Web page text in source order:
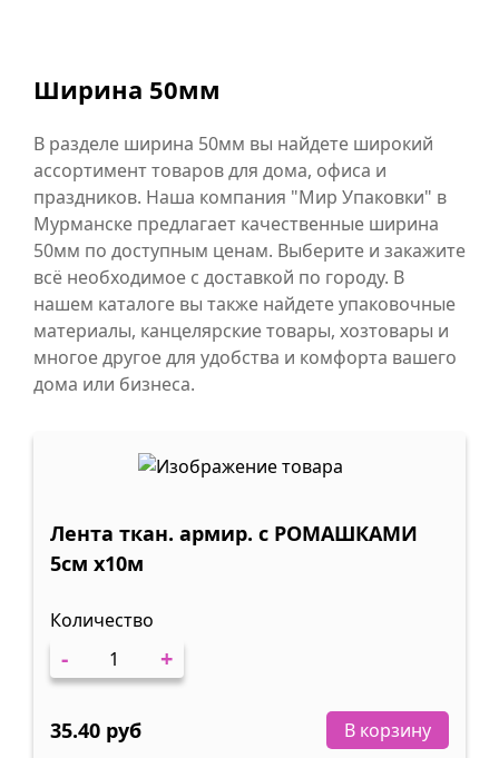
Ширина 50мм
В разделе ширина 50мм вы найдете широкий
ассортимент товаров для дома, офиса и
праздников. Наша компания "Мир Упаковки" в
Мурманске предлагает качественные ширина
50мм по доступным ценам. Выберите и закажите
всё необходимое с доставкой по городу. В
нашем каталоге вы также найдете упаковочные
материалы, канцелярские товары, хозтовары и
многое другое для удобства и комфорта вашего
дома или бизнеса.
Лента ткан. армир. с РОМАШКАМИ
5см х10м
Количество
- +
35.40 руб В корзину